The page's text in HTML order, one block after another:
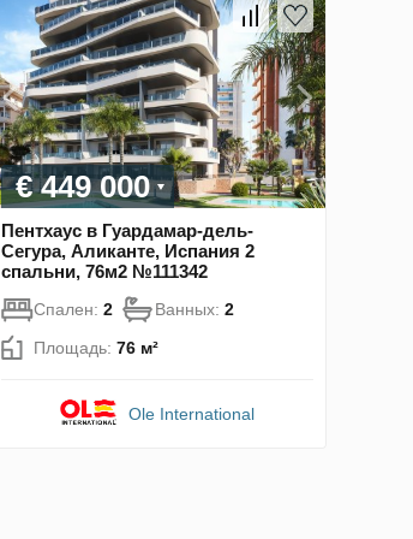
€ 449 000
Пентхаус в Гуардамар-дель-
Сегура, Аликанте, Испания 2
спальни, 76м2 №111342
Спален: 2 Ванных: 2
Площадь: 76 м²
Ole International